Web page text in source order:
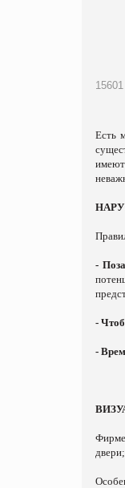
15601
Есть
-
-
-